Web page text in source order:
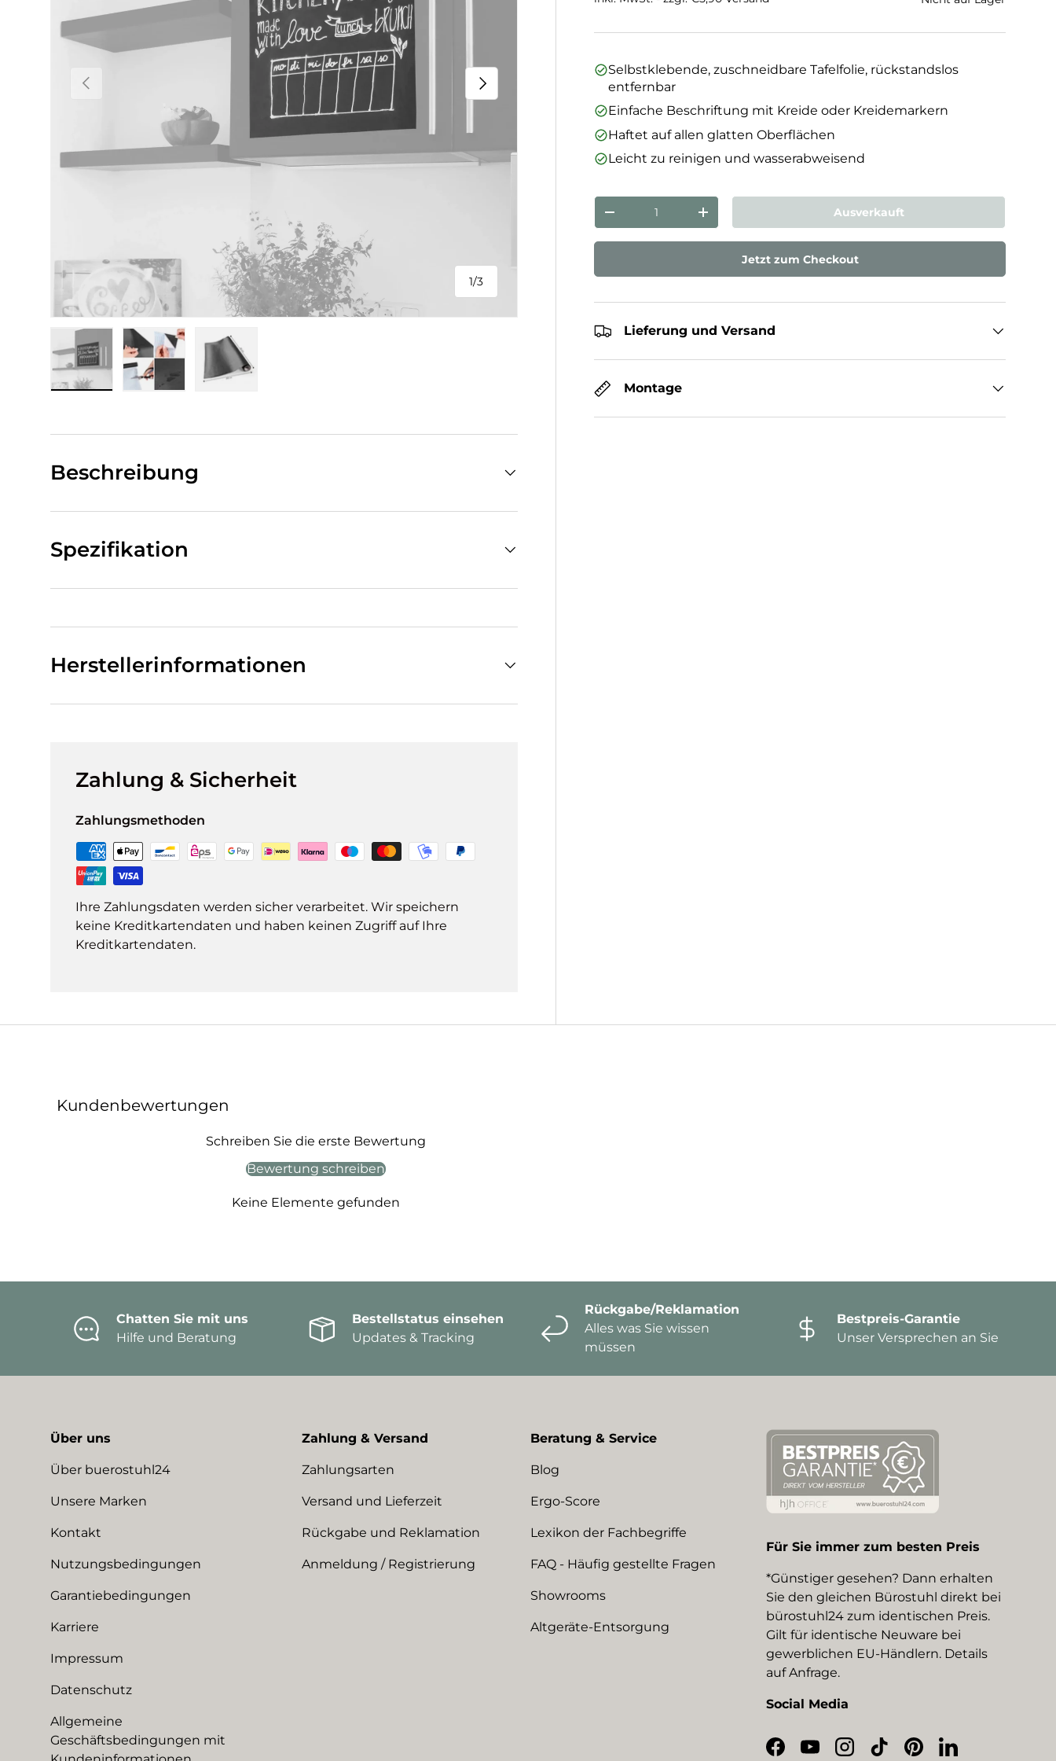
Vorherige
1/
von
3
Nächste
Selbstklebende, zuschneidbare Tafelfolie, rückstandslos
entfernbar
Einfache Beschriftung mit Kreide oder Kreidemarkern
Haftet auf allen glatten Oberflächen
Leicht zu reinigen und wasserabweisend
Menge verringernMenge erhöhen Ausverkauft
Jetzt zum Checkout
Lieferung und Versand
Montage
Beschreibung
Spezifikation
Herstellerinformationen
Zahlung & Sicherheit
Zahlungsmethoden
Ihre Zahlungsdaten werden sicher verarbeitet. Wir speichern
keine Kreditkartendaten und haben keinen Zugriff auf Ihre
Kreditkartendaten.
Kundenbewertungen
Schreiben Sie die erste Bewertung
Bewertung schreiben
Keine Elemente gefunden
Chatten Sie mit uns
Hilfe und Beratung
Bestellstatus einsehen
Updates & Tracking
Rückgabe/Reklamation
Alles was Sie wissen
müssen
Bestpreis-Garantie
Unser Versprechen an Sie
Über uns
Über buerostuhl24
Unsere Marken
Kontakt
Nutzungsbedingungen
Garantiebedingungen
Karriere
Impressum
Datenschutz
Allgemeine
Geschäftsbedingungen mit
Zahlung & Versand
Zahlungsarten
Versand und Lieferzeit
Rückgabe und Reklamation
Anmeldung / Registrierung
Beratung & Service
Blog
Ergo-Score
Lexikon der Fachbegriffe
FAQ - Häufig gestellte Fragen
Showrooms
Altgeräte-Entsorgung
Für Sie immer zum besten Preis
*Günstiger gesehen? Dann erhalten
Sie den gleichen Bürostuhl direkt bei
bürostuhl24 zum identischen Preis.
Gilt für identische Neuware bei
gewerblichen EU-Händlern. Details
auf Anfrage.
Social Media
Facebook
YouTubeInstagram
TikTokPinterestLinkedIn